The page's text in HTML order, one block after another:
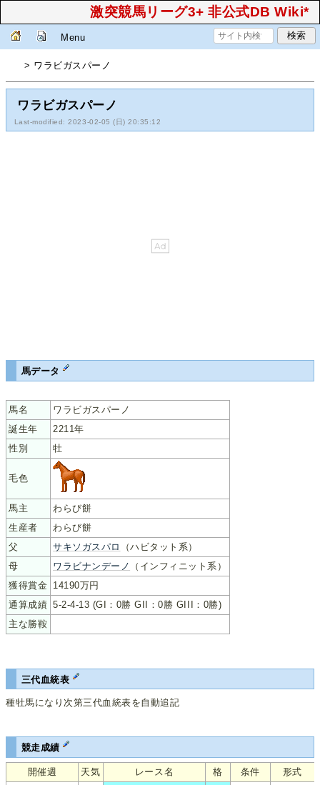
激突競馬リーグ3+ 非公式DB Wiki*
Menu
> ワラビガスパーノ
ワラビガスパーノ
Last-modified: 2023-02-05 (日) 20:35:12
馬データ
馬名
ワラビガスパーノ
誕生年
2211年
性別
牡
毛色
馬主
わらび餅
生産者
わらび餅
父
サキソガスパロ
（ハビタット系）
母
ワラビナンデーノ
（インフィニット系）
獲得賞金 14190万円
通算成績 5-2-4-13 (GI：0勝 GII：0勝 GIII：0勝)
主な勝鞍
三代血統表
種牡馬になり次第三代血統表を自動追記
競走成績
開催週 天気 レース名 格 条件 形式